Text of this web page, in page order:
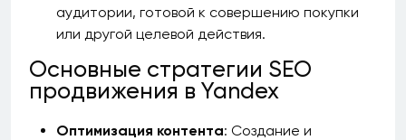
аудитории, готовой к совершению покупки
или другой целевой действия.
Основные стратегии SEO
продвижения в Yandex
Оптимизация контента: Создание и